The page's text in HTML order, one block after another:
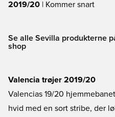
2019/20 | Kommer snart
Se alle Sevilla produkterne
shop
Valencia trøjer 2019/20
Valencias 19/20
hvid med en sort stribe, der